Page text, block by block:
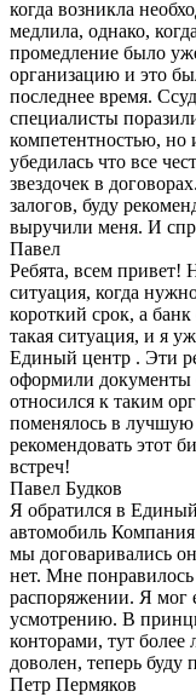
когда возникла
медлила, однако,
промедление было
организацию и это
последнее время.
специалисты
компетентностью, но
убедилась что все
звездочек в
залогов, буду
выручили меня. И
Павел
Ребята, всем привет!
ситуация, когда
короткий срок, а
такая ситуация, и я
Единый центр . Эти
оформили документы
относился к таким
поменялось в лучшую
рекомендовать этот
встреч!
Павел Будков
Я обратился в
автомобиль
мы договаривались
нет. Мне
распоряжении. Я мог
усмотрению. В
конторами, тут более
доволен, теперь буду
Петр Пермяков